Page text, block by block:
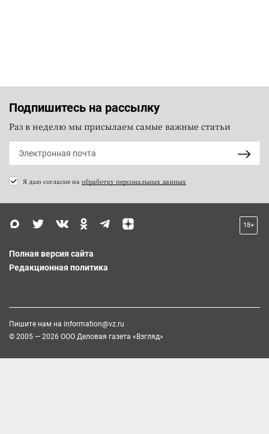
Подпишитесь на рассылку
Раз в неделю мы присылаем самые важные статьи
Я даю согласие на обработку персональных данных
18+
Полная версия сайта
Редакционная политика
Пишите нам на information@vz.ru
© 2005 — 2026 ООО Деловая газета «Взгляд»